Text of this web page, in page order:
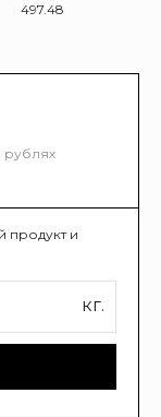
497.48
рублях
продукт и
кг.